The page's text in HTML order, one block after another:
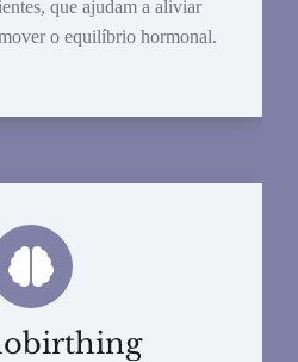
que ajudam a aliviar
o equilíbrio hormonal.